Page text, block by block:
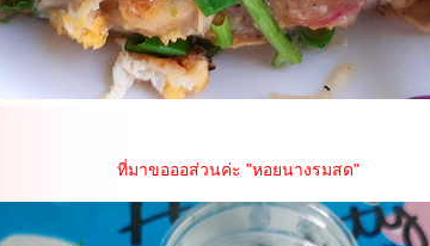
ที่มาขอออส่วนค่ะ "หอยนางรมสด"